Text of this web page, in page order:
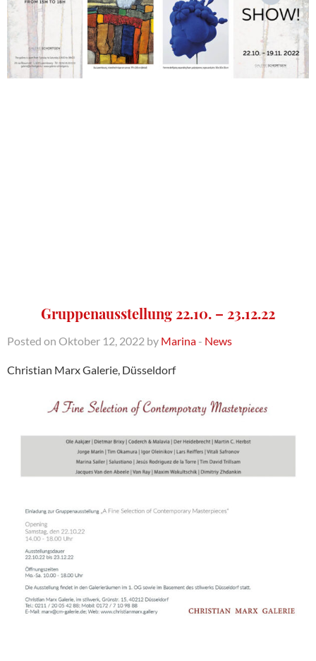
Gruppenausstellung 22.10. – 23.12.22
Posted on Oktober 12, 2022 by Marina - News
Christian Marx Galerie, Düsseldorf